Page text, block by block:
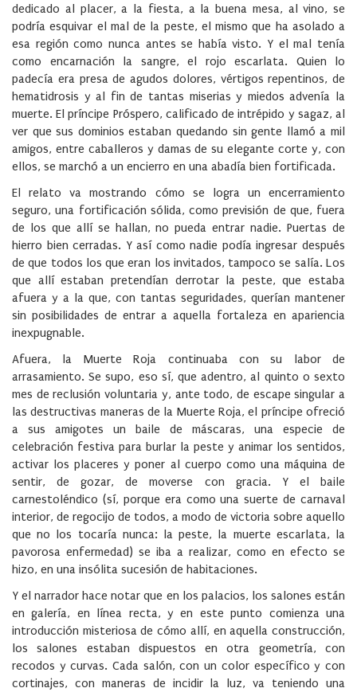
dedicado al placer, a la fiesta, a la buena mesa, al vino, se
podría esquivar el mal de la peste, el mismo que ha asolado a
esa región como nunca antes se había visto. Y el mal tenía
como encarnación la sangre, el rojo escarlata. Quien lo
padecía era presa de agudos dolores, vértigos repentinos, de
hematidrosis y al fin de tantas miserias y miedos advenía la
muerte. El príncipe Próspero, calificado de intrépido y sagaz, al
ver que sus dominios estaban quedando sin gente llamó a mil
amigos, entre caballeros y damas de su elegante corte y, con
ellos, se marchó a un encierro en una abadía bien fortificada.
El relato va mostrando cómo se logra un encerramiento
seguro, una fortificación sólida, como previsión de que, fuera
de los que allí se hallan, no pueda entrar nadie. Puertas de
hierro bien cerradas. Y así como nadie podía ingresar después
de que todos los que eran los invitados, tampoco se salía. Los
que allí estaban pretendían derrotar la peste, que estaba
afuera y a la que, con tantas seguridades, querían mantener
sin posibilidades de entrar a aquella fortaleza en apariencia
inexpugnable.
Afuera, la Muerte Roja continuaba con su labor de
arrasamiento. Se supo, eso sí, que adentro, al quinto o sexto
mes de reclusión voluntaria y, ante todo, de escape singular a
las destructivas maneras de la Muerte Roja, el príncipe ofreció
a sus amigotes un baile de máscaras, una especie de
celebración festiva para burlar la peste y animar los sentidos,
activar los placeres y poner al cuerpo como una máquina de
sentir, de gozar, de moverse con gracia. Y el baile
carnestoléndico (sí, porque era como una suerte de carnaval
interior, de regocijo de todos, a modo de victoria sobre aquello
que no los tocaría nunca: la peste, la muerte escarlata, la
pavorosa enfermedad) se iba a realizar, como en efecto se
hizo, en una insólita sucesión de habitaciones.
Y el narrador hace notar que en los palacios, los salones están
en galería, en línea recta, y en este punto comienza una
introducción misteriosa de cómo allí, en aquella construcción,
los salones estaban dispuestos en otra geometría, con
recodos y curvas. Cada salón, con un color específico y con
cortinajes, con maneras de incidir la luz, va teniendo una